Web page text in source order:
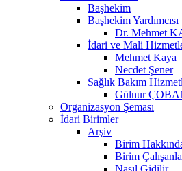
Başhekim
Başhekim Yardımcısı
Dr. Mehmet
İdari ve Mali
Mehmet Kaya
Necdet Şener
Sağlık Bakım
Gülnur
Organizasyon Şeması
İdari Birimler
Arşiv
Birim
Birim
Nasıl Gidilir